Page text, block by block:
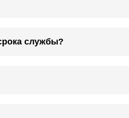
службы?